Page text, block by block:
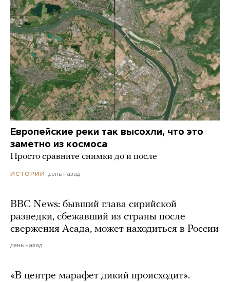
Европейские реки так высохли, что это
заметно из космоса
Просто сравните снимки до и после
ИСТОРИИ день назад
BBC News: бывший глава сирийской
разведки, сбежавший из страны после
свержения Асада, может находиться в России
день назад
«В центре марафет дикий происходит».